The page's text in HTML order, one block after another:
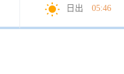
日出 05:46